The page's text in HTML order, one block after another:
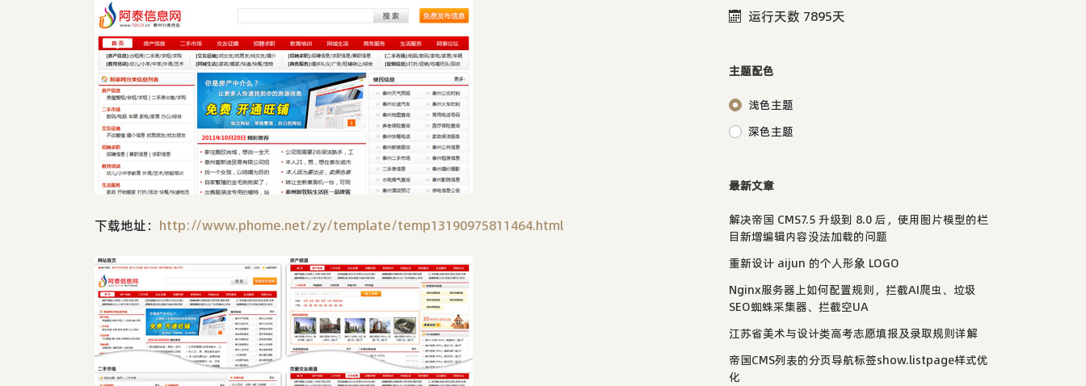
下载地址： http://www.phome.net/zy/template/temp13190975811464.html
运行天数 7895天
主题配色
浅色主题
深色主题
最新文章
解决帝国 CMS7.5 升级到 8.0 后，使用图片模型的栏
目新增编辑内容没法加载的问题
重新设计 aijun 的个人形象 LOGO
Nginx服务器上如何配置规则，拦截AI爬虫、垃圾
SEO蜘蛛采集器、拦截空UA
江苏省美术与设计类高考志愿填报及录取规则详解
帝国CMS列表的分页导航标签show.listpage样式优
化